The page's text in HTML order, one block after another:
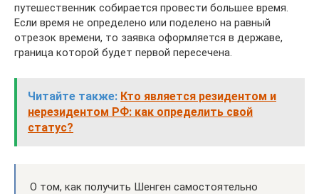
путешественник собирается провести большее время.
Если время не определено или поделено на равный
отрезок времени, то заявка оформляется в державе,
граница которой будет первой пересечена.
Читайте также: Кто является резидентом и
нерезидентом РФ: как определить свой
статус?
О том, как получить Шенген самостоятельно